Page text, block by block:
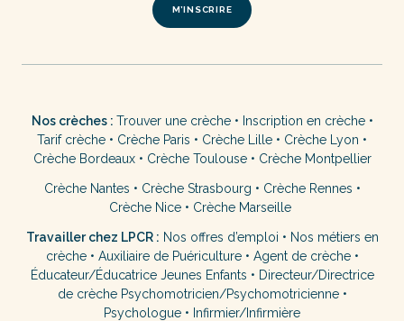
M’INSCRIRE
Nos crèches : Trouver une crèche• Inscription en crèche•
Tarif crèche • Crèche Paris • Crèche Lille • Crèche Lyon •
Crèche Bordeaux• Crèche Toulouse• Crèche Montpellier
Crèche Nantes • Crèche Strasbourg • Crèche Rennes •
Crèche Nice • Crèche Marseille
Travailler chez LPCR : Nos offres d’emploi • Nos métiers en
crèche• Auxiliaire de Puériculture• Agent de crèche•
Éducateur/Éducatrice Jeunes Enfants • Directeur/Directrice
de crèche Psychomotricien/Psychomotricienne•
Psychologue • Infirmier/Infirmière